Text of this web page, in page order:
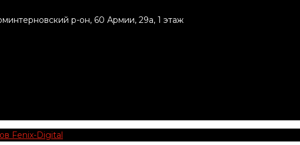
р-он, 60 Армии, 29а, 1 этаж
Fenix-Digital